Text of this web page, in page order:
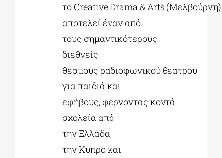
το Creative Drama & Arts (Μελβούρνη),
αποτελεί έναν από
τους σημαντικότερους
διεθνείς
θεσμούς ραδιοφωνικού θεάτρου
για παιδιά και
εφήβους, φέρνοντας κοντά
σχολεία από
την Ελλάδα,
την Κύπρο και